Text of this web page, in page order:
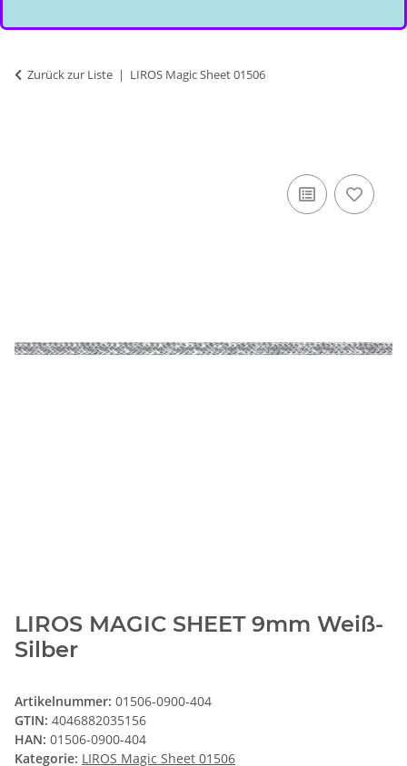
Zurück zur Liste LIROS Magic Sheet 01506
LIROS MAGIC SHEET 9mm Weiß-
Silber
Artikelnummer: 01506-0900-404
GTIN: 4046882035156
HAN: 01506-0900-404
Kategorie: LIROS Magic Sheet 01506